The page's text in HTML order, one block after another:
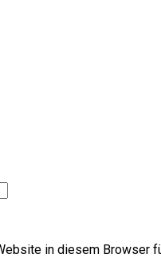
in diesem Browser